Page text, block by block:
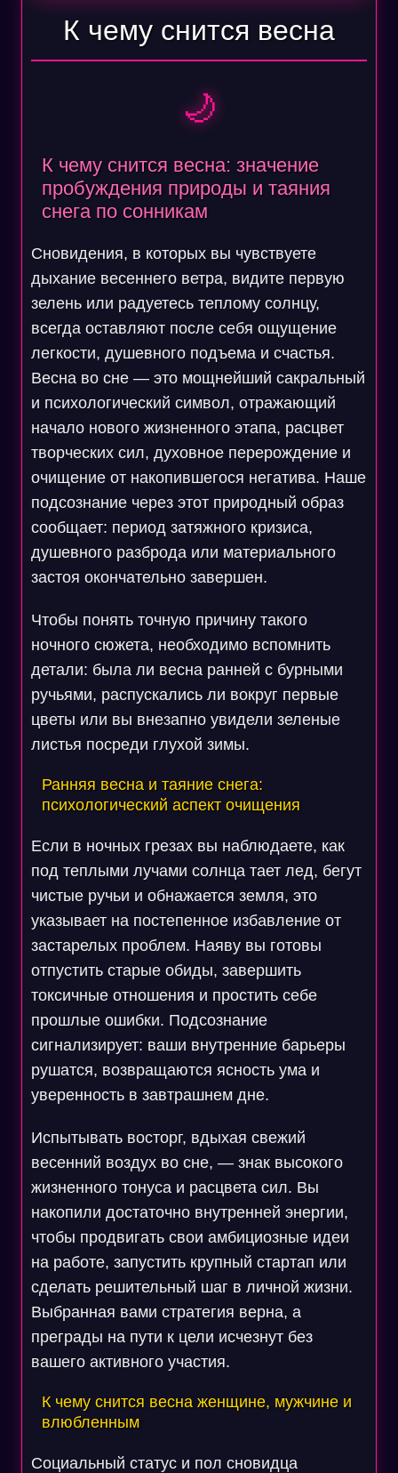
К чему снится весна
🌙
К чему снится весна: значение
пробуждения природы и таяния
снега по сонникам
Сновидения, в которых вы чувствуете
дыхание весеннего ветра, видите первую
зелень или радуетесь теплому солнцу,
всегда оставляют после себя ощущение
легкости, душевного подъема и счастья.
Весна во сне — это мощнейший сакральный
и психологический символ, отражающий
начало нового жизненного этапа, расцвет
творческих сил, духовное перерождение и
очищение от накопившегося негатива. Наше
подсознание через этот природный образ
сообщает: период затяжного кризиса,
душевного разброда или материального
застоя окончательно завершен.
Чтобы понять точную причину такого
ночного сюжета, необходимо вспомнить
детали: была ли весна ранней с бурными
ручьями, распускались ли вокруг первые
цветы или вы внезапно увидели зеленые
листья посреди глухой зимы.
Ранняя весна и таяние снега:
психологический аспект очищения
Если в ночных грезах вы наблюдаете, как
под теплыми лучами солнца тает лед, бегут
чистые ручьи и обнажается земля, это
указывает на постепенное избавление от
застарелых проблем. Наяву вы готовы
отпустить старые обиды, завершить
токсичные отношения и простить себе
прошлые ошибки. Подсознание
сигнализирует: ваши внутренние барьеры
рушатся, возвращаются ясность ума и
уверенность в завтрашнем дне.
Испытывать восторг, вдыхая свежий
весенний воздух во сне, — знак высокого
жизненного тонуса и расцвета сил. Вы
накопили достаточно внутренней энергии,
чтобы продвигать свои амбициозные идеи
на работе, запустить крупный стартап или
сделать решительный шаг в личной жизни.
Выбранная вами стратегия верна, а
преграды на пути к цели исчезнут без
вашего активного участия.
К чему снится весна женщине, мужчине и
влюбленным
Социальный статус и пол сновидца